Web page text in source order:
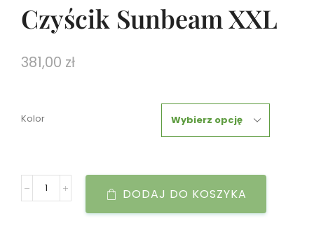
Czyścik Sunbeam XXL
381,00 zł
Kolor
DODAJ DO KOSZYKA